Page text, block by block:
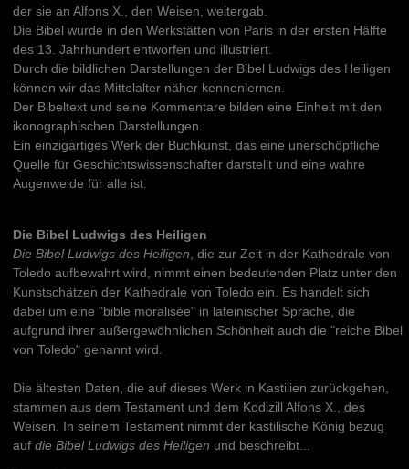
der sie an Alfons X., den Weisen, weitergab.
Die Bibel wurde in den Werkstätten von Paris in der ersten Hälfte
des 13. Jahrhundert entworfen und illustriert.
Durch die bildlichen Darstellungen der Bibel Ludwigs des Heiligen
können wir das Mittelalter näher kennenlernen.
Der Bibeltext und seine Kommentare bilden eine Einheit mit den
ikonographischen Darstellungen.
Ein einzigartiges Werk der Buchkunst, das eine unerschöpfliche
Quelle für Geschichtswissenschafter darstellt und eine wahre
Augenweide für alle ist.
Die Bibel Ludwigs des Heiligen
Die Bibel Ludwigs des Heiligen , die zur Zeit in der Kathedrale von
Toledo aufbewahrt wird, nimmt einen bedeutenden Platz unter den
Kunstschätzen der Kathedrale von Toledo ein. Es handelt sich
dabei um eine "bible moralisée" in lateinischer Sprache, die
aufgrund ihrer außergewöhnlichen Schönheit auch die "reiche Bibel
von Toledo" genannt wird.
Die ältesten Daten, die auf dieses Werk in Kastilien zurückgehen,
stammen aus dem Testament und dem Kodizill Alfons X., des
Weisen. In seinem Testament nimmt der kastilische König bezug
auf die Bibel Ludwigs des Heiligen und beschreibt...